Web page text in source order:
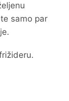
samo par